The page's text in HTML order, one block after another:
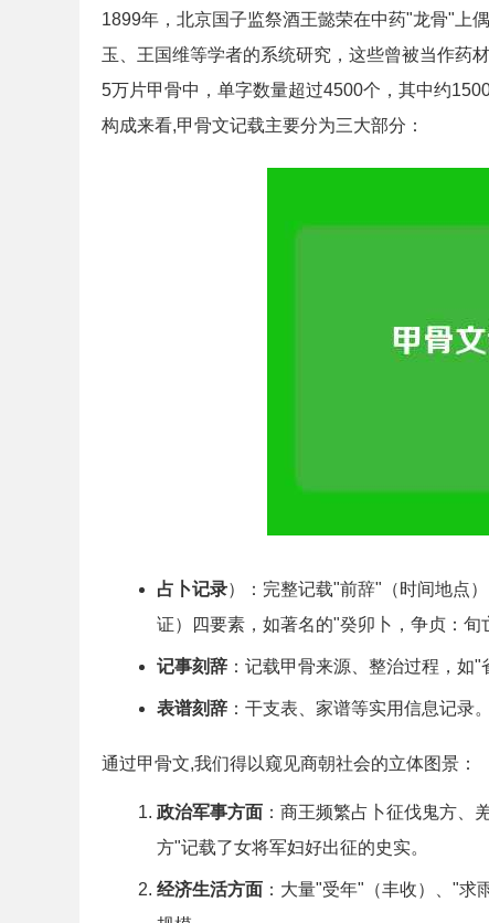
1899年，北京国子监祭酒王懿荣在中药"龙骨"上
玉、王国维等学者的系统研究，这些曾被当作药
5万片甲骨中，单字数量超过4500个，其中约
构成来看,甲骨文记载主要分为三大部分：
占卜记录）：完整记载"前辞"（时间地点
证）四要素，如著名的"癸卯卜，争贞：旬
记事刻辞 ：记载甲骨来源、整治过程，如
表谱刻辞 ：干支表、家谱等实用信息记录。
通过甲骨文,我们得以窥见商朝社会的立体图景：
政治军事方面 ：商王频繁占卜征伐鬼方、
方"记载了女将军妇好出征的史实。
经济生活方面 ：大量"受年"（丰收）、"